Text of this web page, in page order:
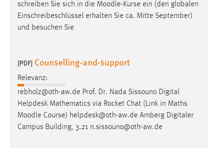
schreiben Sie sich in die Moodle-Kurse ein (den globalen
Einschreibeschlüssel erhalten Sie ca. Mitte September)
und besuchen Sie
[PDF] Counselling-and-support
Relevanz:
rebholz@oth-aw.de Prof. Dr. Nada Sissouno Digital
Helpdesk Mathematics via Rocket Chat (Link in Maths
Moodle Course) helpdesk@oth-aw.de Amberg Digitaler
Campus Building, 3.21 n.sissouno@oth-aw.de
Vimeo